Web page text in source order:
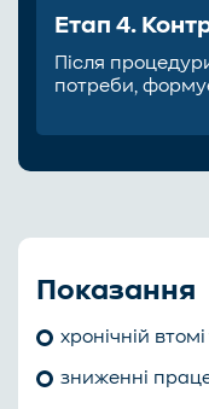
Етап 4.
потреби,
Показання
хронічній
зниженні